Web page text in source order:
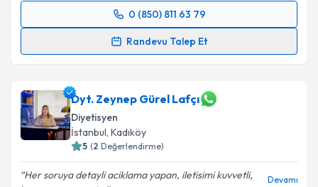
0 (850) 811 63 79
Randevu Talep Et
Randevu Takvimi Talebi
takvim hazırlandığında e-posta ile bilgilendireceğiz.
E-posta Adresiniz
Dyt. Zeynep Gürel Lafçı
Diyetisyen
İstanbul, Kadıköy
5 (2 Değerlendirme)
Her soruya detayli aciklama yapan, iletisimi kuvvetli,
Devamı